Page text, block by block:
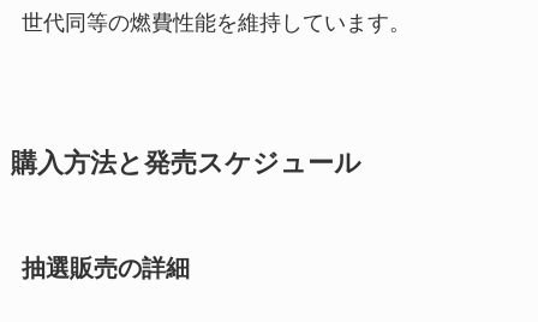
世代同等の燃費性能を維持しています。
購入方法と発売スケジュール
抽選販売の詳細